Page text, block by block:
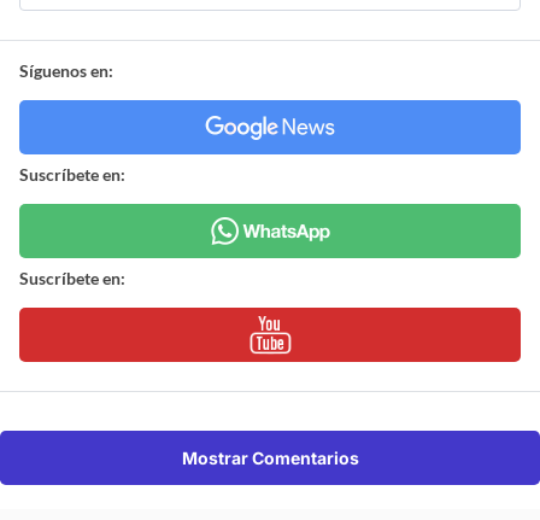
Síguenos en:
Suscríbete en:
Suscríbete en:
Mostrar Comentarios